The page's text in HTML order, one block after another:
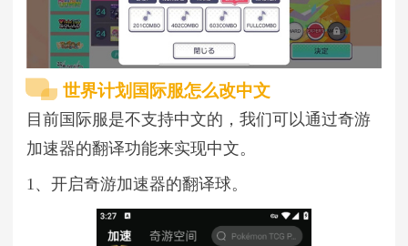
世界计划国际服怎么改中文
目前国际服是不支持中文的，我们可以通过奇游
加速器的翻译功能来实现中文。
1、开启奇游加速器的翻译球。